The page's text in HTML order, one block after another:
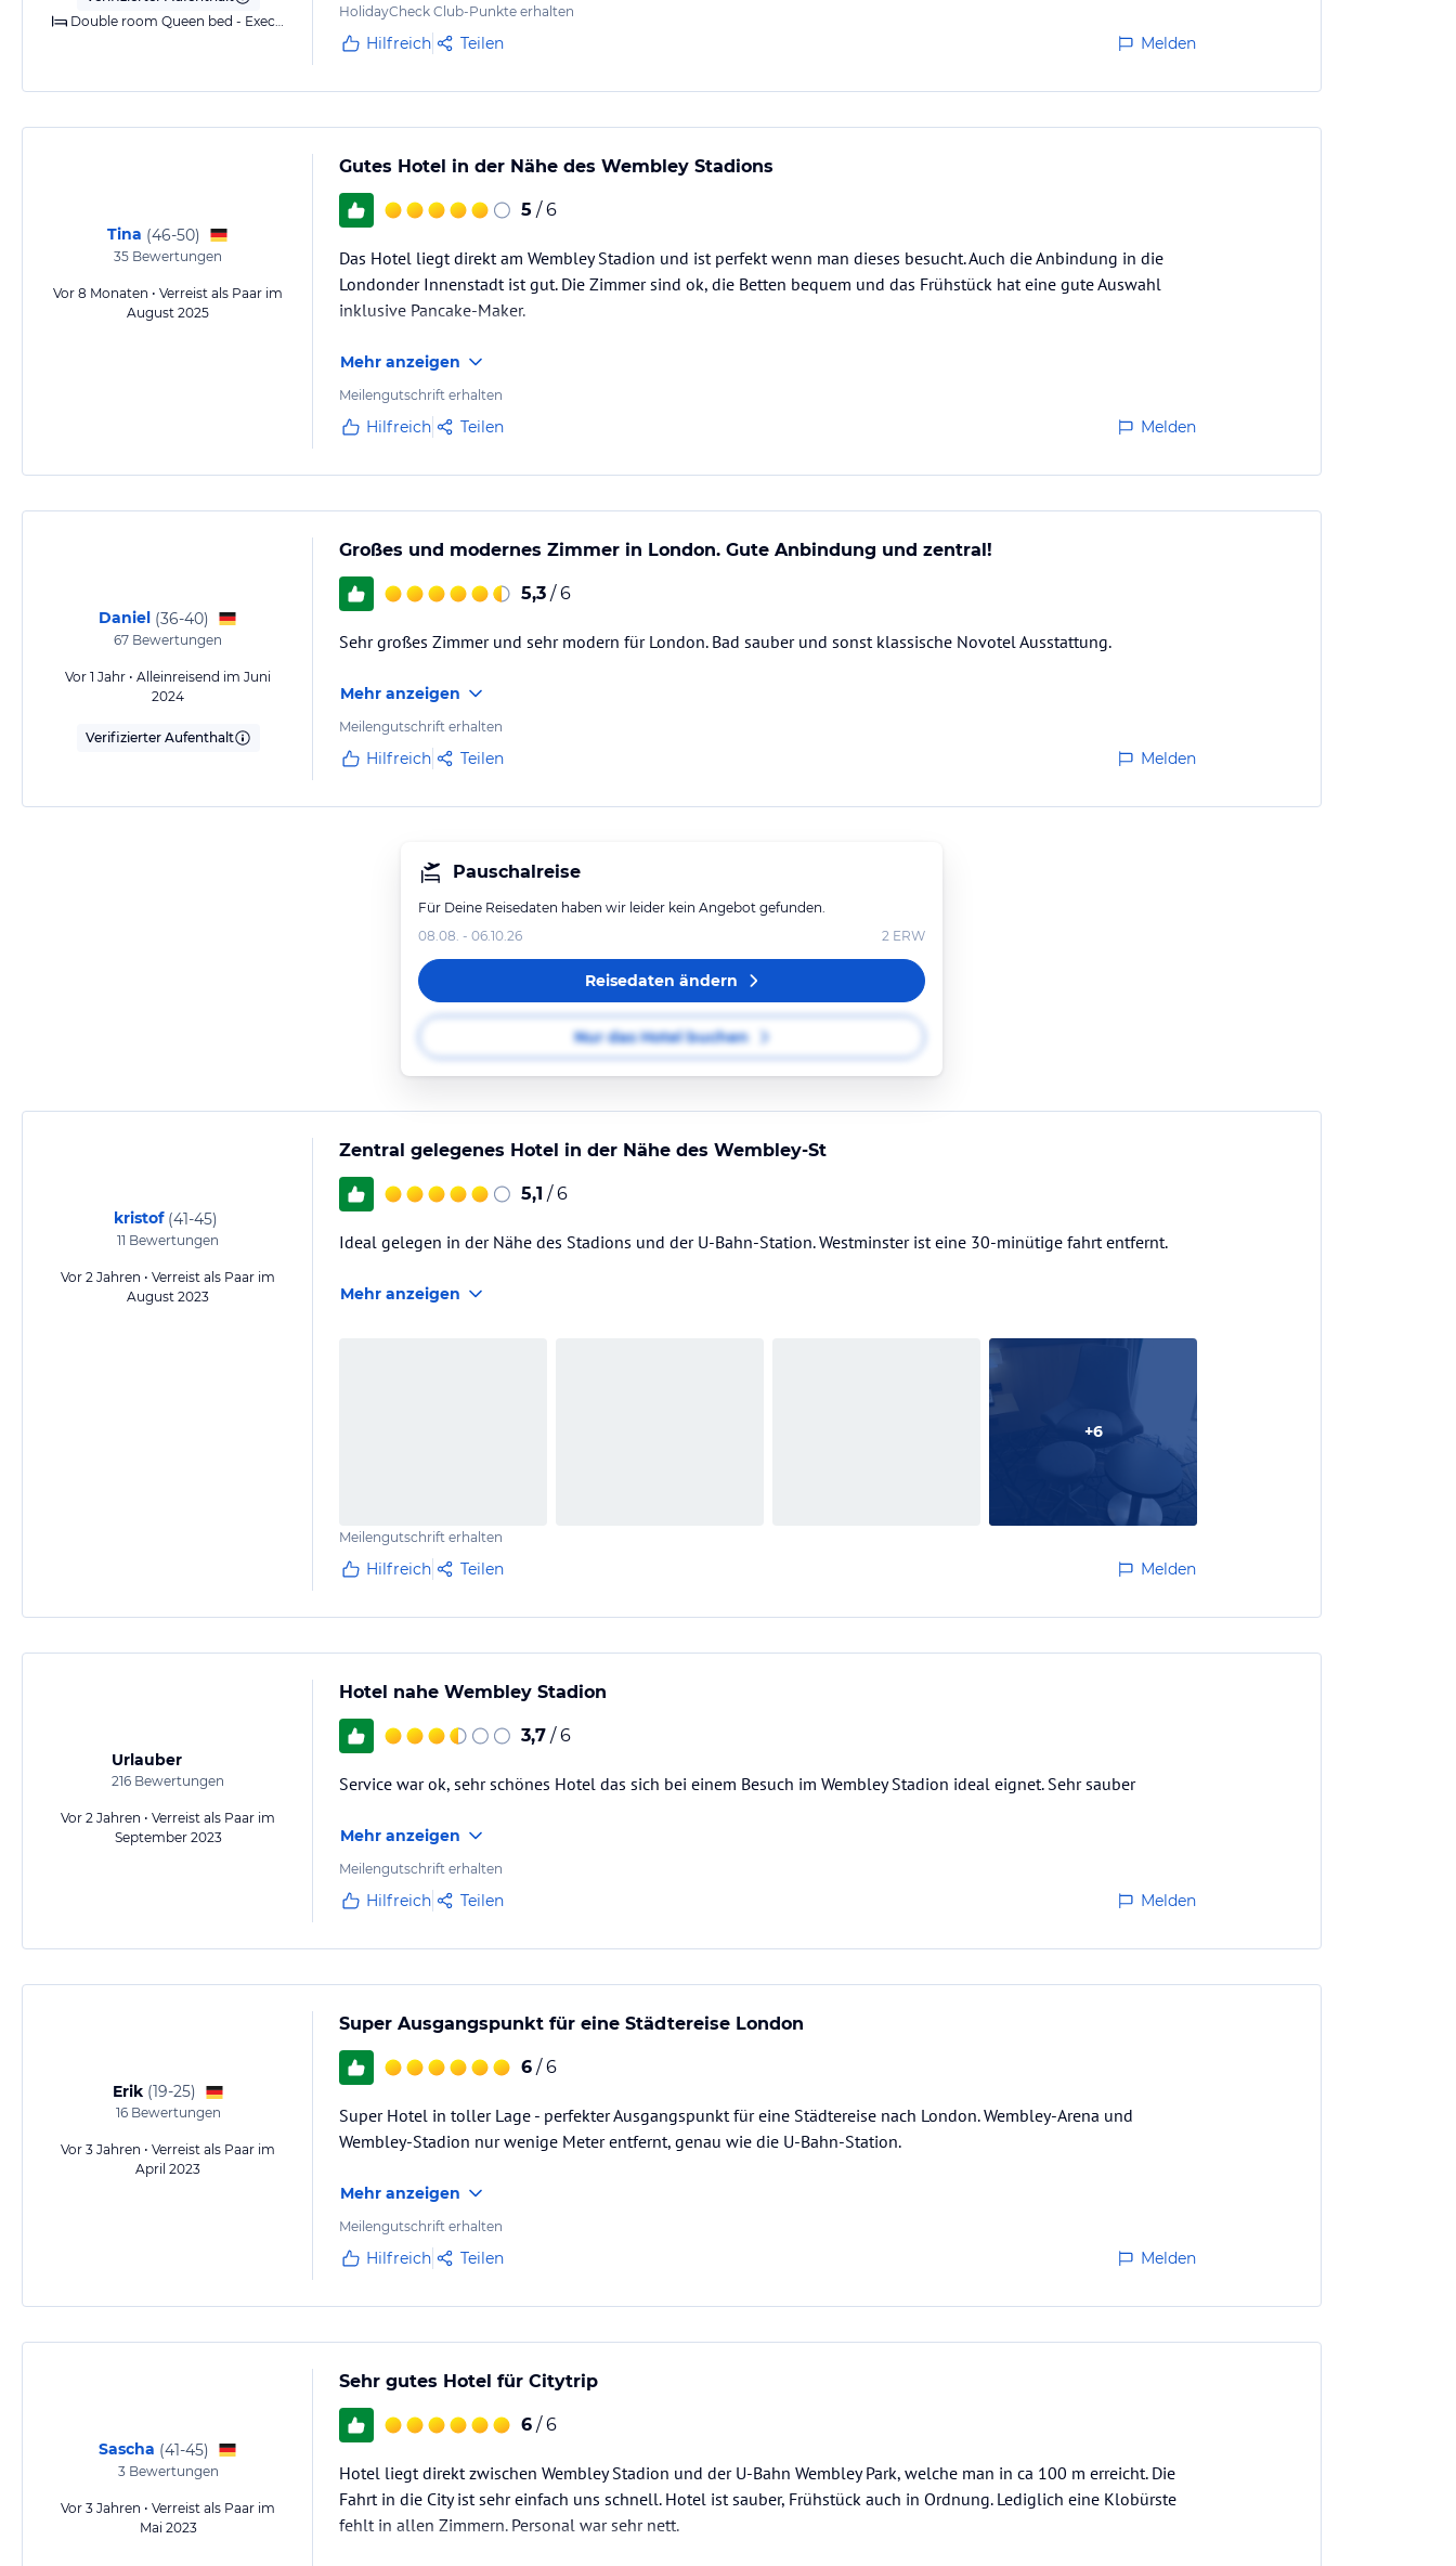
Double room Queen bed - Executive - Sofa bed
HolidayCheck Club-Punkte erhalten
Hilfreich Teilen Melden
Tina (46-50)
35 Bewertungen
Vor 8 Monaten • Verreist als Paar im
August 2025
Gutes Hotel in der Nähe des Wembley Stadions
5 / 6
Das Hotel liegt direkt am Wembley Stadion und ist perfekt wenn man dieses besucht. Auch die Anbindung in die
Londonder Innenstadt ist gut. Die Zimmer sind ok, die Betten bequem und das Frühstück hat eine gute Auswahl
inklusive Pancake-Maker.
Mehr anzeigen
Meilengutschrift erhalten
Hilfreich Teilen Melden
Daniel (36-40)
67 Bewertungen
Vor 1 Jahr • Alleinreisend im Juni
2024
Verifizierter Aufenthalt
Großes und modernes Zimmer in London. Gute Anbindung und zentral!
5,3 / 6
Sehr großes Zimmer und sehr modern für London. Bad sauber und sonst klassische Novotel Ausstattung.
Mehr anzeigen
Meilengutschrift erhalten
Hilfreich Teilen Melden
Pauschalreise
Für Deine Reisedaten haben wir leider kein Angebot gefunden.
08.08. - 06.10.26
2 ERW
Reisedaten ändern
Nur das Hotel buchen
kristof (41-45)
11 Bewertungen
Vor 2 Jahren • Verreist als Paar im
August 2023
Zentral gelegenes Hotel in der Nähe des Wembley-St
5,1 / 6
Ideal gelegen in der Nähe des Stadions und der U-Bahn-Station. Westminster ist eine 30-minütige fahrt entfernt.
Mehr anzeigen
+6
Meilengutschrift erhalten
Hilfreich Teilen Melden
Urlauber
216 Bewertungen
Vor 2 Jahren • Verreist als Paar im
September 2023
Hotel nahe Wembley Stadion
3,7 / 6
Service war ok, sehr schönes Hotel das sich bei einem Besuch im Wembley Stadion ideal eignet. Sehr sauber
Mehr anzeigen
Meilengutschrift erhalten
Hilfreich Teilen Melden
Erik (19-25)
16Bewertungen
Vor 3 Jahren • Verreist als Paar im
April 2023
Super Ausgangspunkt für eine Städtereise London
6 / 6
Super Hotel in toller Lage - perfekter Ausgangspunkt für eine Städtereise nach London. Wembley-Arena und
Wembley-Stadion nur wenige Meter entfernt, genau wie die U-Bahn-Station.
Mehr anzeigen
Meilengutschrift erhalten
Hilfreich Teilen Melden
Sascha (41-45)
3Bewertungen
Vor 3 Jahren • Verreist als Paar im
Mai 2023
Sehr gutes Hotel für Citytrip
6 / 6
Hotel liegt direkt zwischen Wembley Stadion und der U-Bahn Wembley Park, welche man in ca 100 m erreicht. Die
Fahrt in die City ist sehr einfach uns schnell. Hotel ist sauber, Frühstück auch in Ordnung. Lediglich eine Klobürste
fehlt in allen Zimmern. Personal war sehr nett.